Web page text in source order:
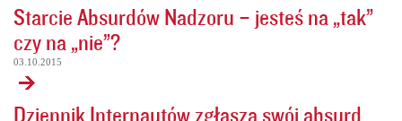
Starcie Absurdów Nadzoru – jesteś na „tak”
czy na „nie”?
03.10.2015
Dziennik Internautów zgłasza swój absurd